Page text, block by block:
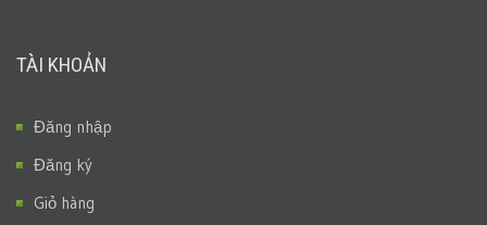
TÀI KHOẢN
Đăng nhập
Đăng ký
Giỏ hàng